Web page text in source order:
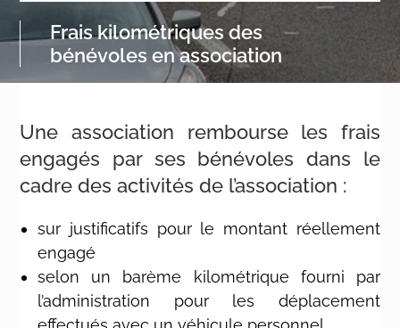
Frais kilométriques des
bénévoles en association
Une association rembourse les frais
engagés par ses bénévoles dans le
cadre des activités de l’association :
sur justificatifs pour le montant réellement
engagé
selon un barème kilométrique fourni par
l’administration pour les déplacement